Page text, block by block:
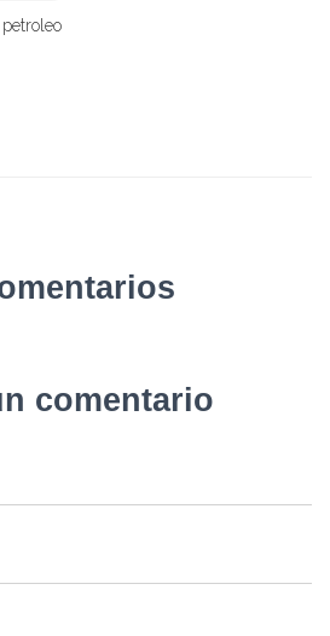
petroleo
comentario